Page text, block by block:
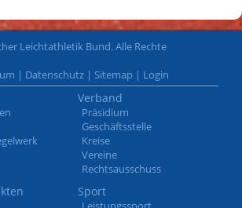
Leichtathletik Bund. Alle Rechte
| Datenschutz | Sitemap | Login
Verband
Präsidium
Geschäftsstelle
Kreise
Vereine
Rechtsausschuss
Sport